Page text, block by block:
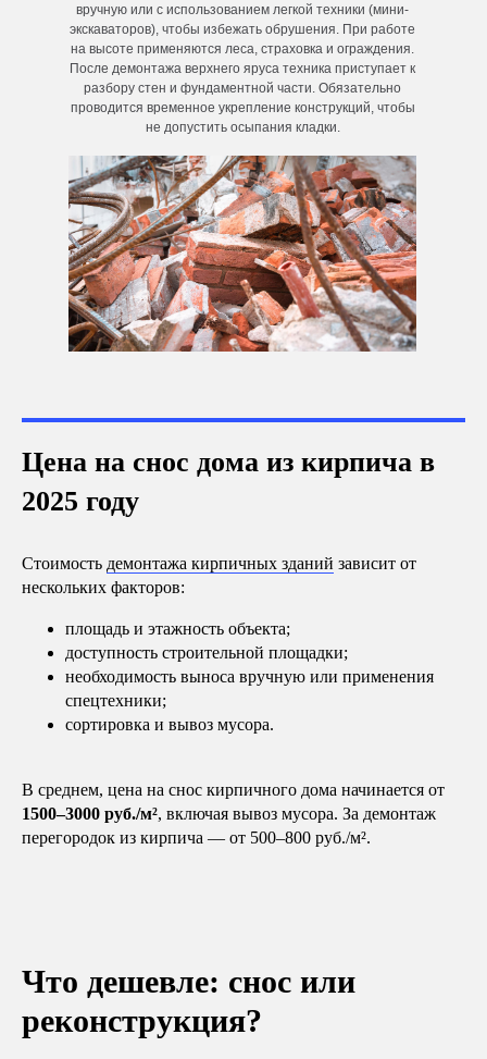
вручную или с использованием легкой техники (мини-
экскаваторов), чтобы избежать обрушения. При работе
на высоте применяются леса, страховка и ограждения.
После демонтажа верхнего яруса техника приступает к
разбору стен и фундаментной части. Обязательно
проводится временное укрепление конструкций, чтобы
не допустить осыпания кладки.
Цена на снос дома из кирпича в
2025 году
Стоимость демонтажа кирпичных зданий зависит от
нескольких факторов:
площадь и этажность объекта;
доступность строительной площадки;
необходимость выноса вручную или применения
спецтехники;
сортировка и вывоз мусора.
В среднем, цена на снос кирпичного дома начинается от
1500–3000 руб./м², включая вывоз мусора. За демонтаж
перегородок из кирпича — от 500–800 руб./м².
Что дешевле: снос или
реконструкция?